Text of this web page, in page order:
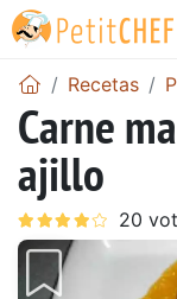
Recetas
Carne
ajillo